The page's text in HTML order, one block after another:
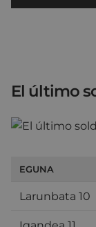
El último
EGUNA
Larunbata 10